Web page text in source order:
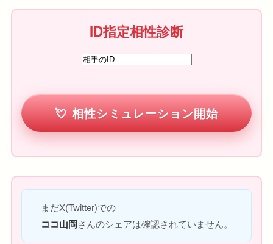
ID指定相性診断
相性シミュレーション開始
まだX(Twitter)での
ココ山岡さんのシェアは確認されていません。